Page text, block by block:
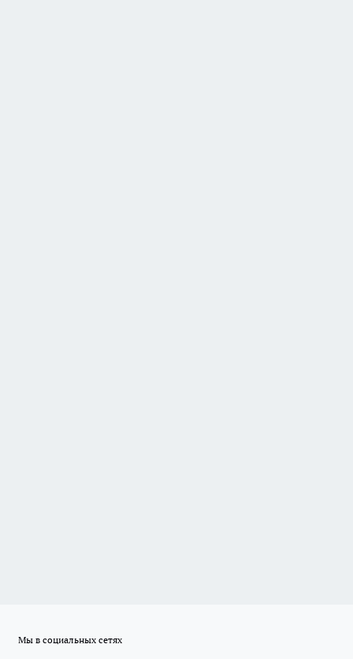
Мы в социальных сетях